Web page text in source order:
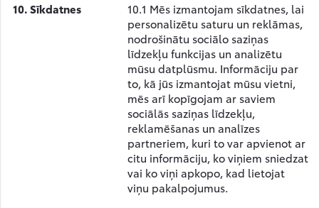
10.Sīkdatnes
10.1 Mēs izmantojam sīkdatnes, lai
personalizētu saturu un reklāmas,
nodrošinātu sociālo saziņas
līdzekļu funkcijas un analizētu
mūsu datplūsmu. Informāciju par
to, kā jūs izmantojat mūsu vietni,
mēs arī kopīgojam ar saviem
sociālās saziņas līdzekļu,
reklamēšanas un analīzes
partneriem, kuri to var apvienot ar
citu informāciju, ko viņiem sniedzat
vai ko viņi apkopo, kad lietojat
viņu pakalpojumus.